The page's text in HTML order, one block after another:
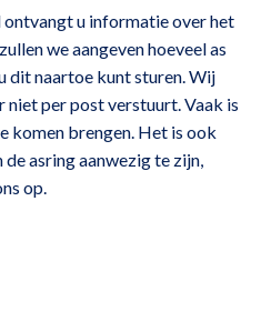
u informatie over het
we aangeven hoeveel as
dit naartoe kunt sturen. Wij
niet per post verstuurt. Vaak is
komen brengen. Het is ook
asring aanwezig te zijn,
op.